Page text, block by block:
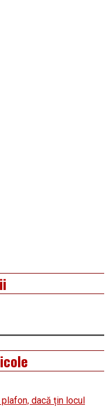
dacă țin locul